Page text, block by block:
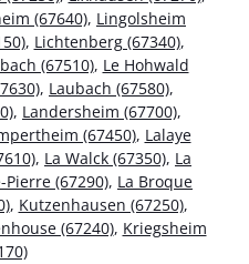
(67640), Lingolsheim
, Lichtenberg (67340),
(67510), Le Hohwald
, Laubach (67580),
, Landersheim (67700),
(67450), Lalaye
, La Walck (67350), La
Pierre (67290), La Broque
, Kutzenhausen (67250),
(67240), Kriegsheim